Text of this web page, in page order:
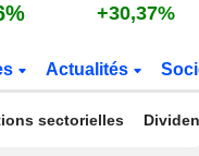
+30,37%
Actualités
sectorielles